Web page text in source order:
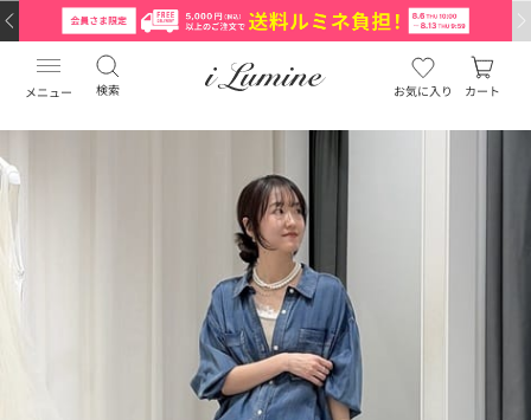
メニュー 検索 お気に入り カート